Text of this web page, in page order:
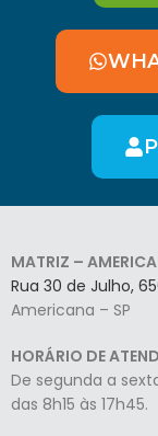
MATRIZ –
Rua 30 de Julho,
Americana – SP
HORÁRIO DE
De segunda a
das 8h15 às 17h45.